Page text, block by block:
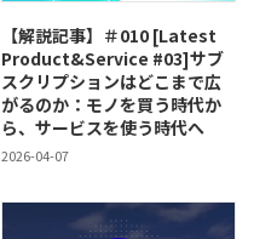
【解説記事】＃010 [Latest
Product&Service #03]サブ
スクリプションはどこまで広
がるのか：モノを買う時代か
ら、サービスを使う時代へ
2026-04-07